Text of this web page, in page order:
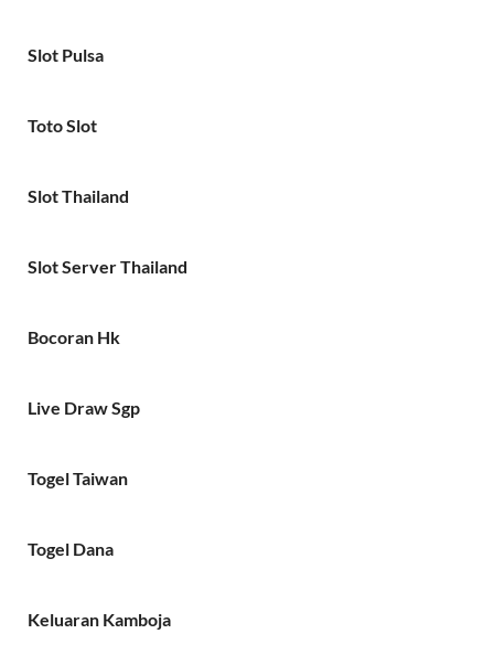
Slot Pulsa
Toto Slot
Slot Thailand
Slot Server Thailand
Bocoran Hk
Live Draw Sgp
Togel Taiwan
Togel Dana
Keluaran Kamboja